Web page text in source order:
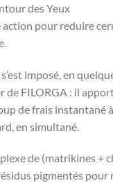
des Yeux
pour reduire
imposé, en
de FILORGA : il
de frais instantané
en simultané.
de (matrikines +
pigmentés pour